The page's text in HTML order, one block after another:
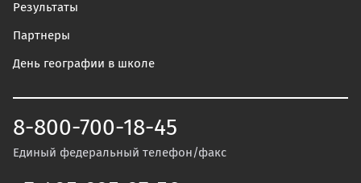
Результаты
Партнеры
День географии в школе
8-800-700-18-45
Единый федеральный телефон/факс